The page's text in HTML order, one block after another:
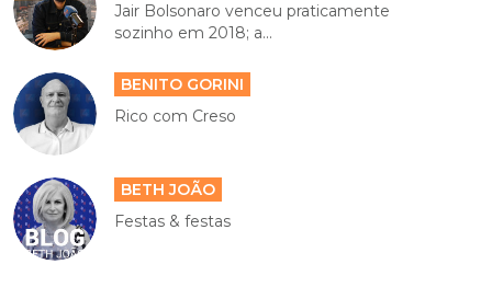
Jair Bolsonaro venceu praticamente
sozinho em 2018; a...
BENITO GORINI
Rico com Creso
BETH JOÃO
Festas & festas